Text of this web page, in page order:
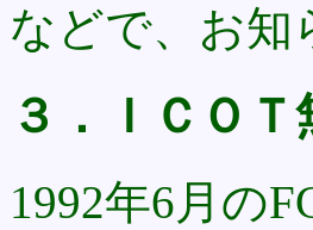
などで、お知
３．ＩＣＯ
1992年6月の